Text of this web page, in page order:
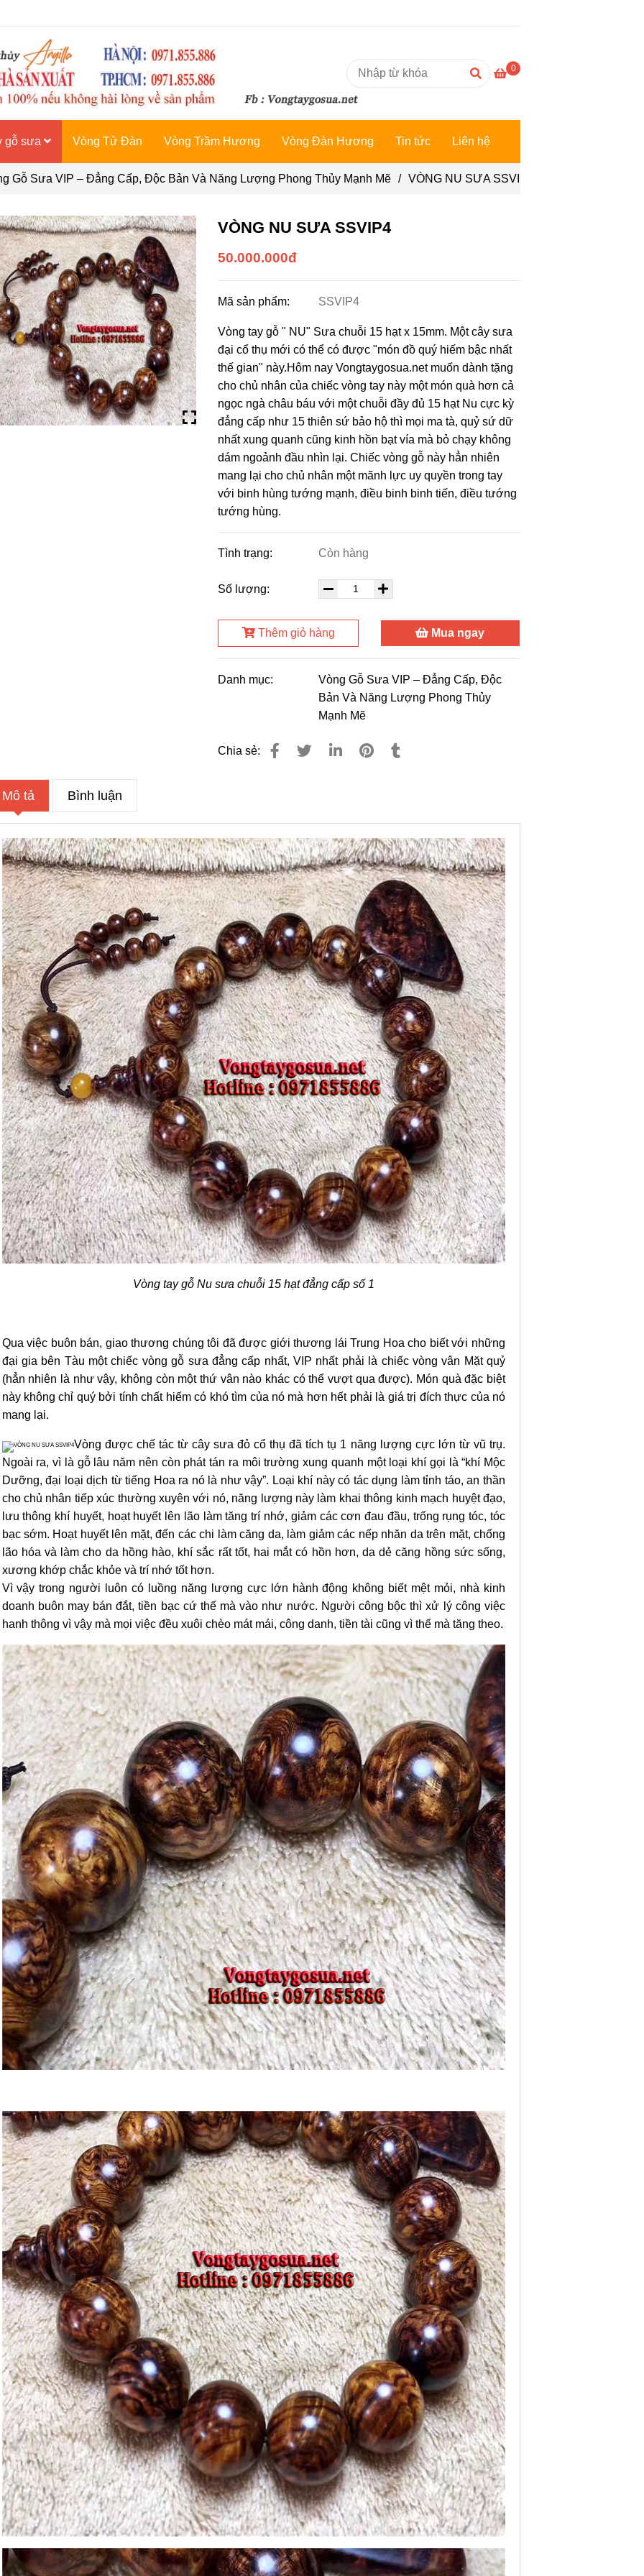
0
gỗ sưa Vòng Tử Đàn Vòng Trầm Hương Vòng Đàn Hương Tin tức Liên hệ
Gỗ Sưa VIP – Đẳng Cấp, Độc Bản Và Năng Lượng Phong Thủy Mạnh Mẽ / VÒNG NU SƯA SSVIP4
VÒNG NU SƯA SSVIP4
50.000.000đ
Mã sản phẩm: SSVIP4
Vòng tay gỗ " NU" Sưa chuỗi 15 hạt x 15mm. Một cây sưa
đại cổ thụ mới có thể có được "món đồ quý hiếm bậc nhất
thế gian" này.Hôm nay Vongtaygosua.net muốn dành tặng
cho chủ nhân của chiếc vòng tay này một món quà hơn cả
ngọc ngà châu báu với một chuỗi đầy đủ 15 hạt Nu cực kỳ
đẳng cấp như 15 thiên sứ bảo hộ thì mọi ma tà, quỷ sứ dữ
nhất xung quanh cũng kinh hồn bạt vía mà bỏ chạy không
dám ngoảnh đầu nhìn lại. Chiếc vòng gỗ này hẳn nhiên
mang lại cho chủ nhân một mãnh lực uy quyền trong tay
với binh hùng tướng mạnh, điều binh binh tiến, điều tướng
tướng hùng.
Tình trạng: Còn hàng
Số lượng:
Thêm giỏ hàng Mua ngay
Danh mục:
Vòng Gỗ Sưa VIP – Đẳng Cấp, Độc
Bản Và Năng Lượng Phong Thủy
Mạnh Mẽ
Chia sẻ:
Mô tả Bình luận
Vòng tay gỗ Nu sưa chuỗi 15 hạt đẳng cấp số 1
Qua việc buôn bán, giao thương chúng tôi đã được giới thương lái Trung Hoa cho biết với những
đại gia bên Tàu một chiếc vòng gỗ sưa đẳng cấp nhất, VIP nhất phải là chiếc vòng vân Mặt quỷ
(hẳn nhiên là như vậy, không còn một thứ vân nào khác có thể vượt qua được). Món quà đặc biệt
này không chỉ quý bởi tính chất hiếm có khó tìm của nó mà hơn hết phải là giá trị đích thực của nó
mang lại.
Vòng được chế tác từ cây sưa đỏ cổ thụ đã tích tụ 1 năng lượng cực lớn từ vũ trụ.
Ngoài ra, vì là gỗ lâu năm nên còn phát tán ra môi trường xung quanh một loại khí gọi là “khí Mộc
Dưỡng, đại loại dịch từ tiếng Hoa ra nó là như vậy”. Loại khí này có tác dụng làm tỉnh táo, an thần
cho chủ nhân tiếp xúc thường xuyên với nó, năng lượng này làm khai thông kinh mạch huyệt đạo,
lưu thông khí huyết, hoạt huyết lên lão làm tăng trí nhớ, giảm các cơn đau đầu, trống rụng tóc, tóc
bạc sớm. Hoạt huyết lên mặt, đến các chi làm căng da, làm giảm các nếp nhăn da trên mặt, chống
lão hóa và làm cho da hồng hào, khí sắc rất tốt, hai mắt có hồn hơn, da dẻ căng hồng sức sống,
xương khớp chắc khỏe và trí nhớ tốt hơn.
Vì vậy trong người luôn có luồng năng lượng cực lớn hành động không biết mệt mỏi, nhà kinh
doanh buôn may bán đắt, tiền bạc cứ thế mà vào như nước. Người công bộc thì xử lý công việc
hanh thông vì vậy mà mọi việc đều xuôi chèo mát mái, công danh, tiền tài cũng vì thế mà tăng theo.